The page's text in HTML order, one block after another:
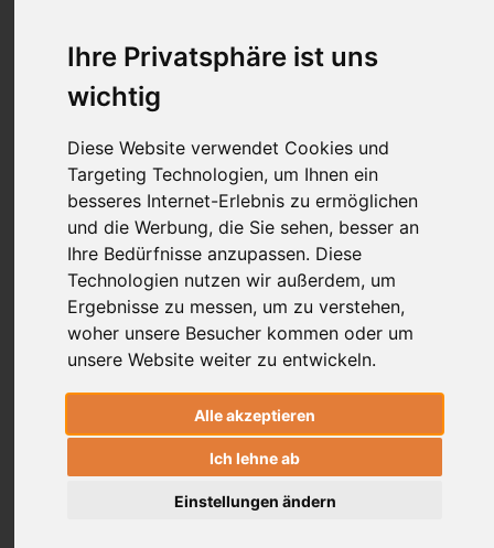
Ihre Privatsphäre ist uns
wichtig
Diese Website verwendet Cookies und
Targeting Technologien, um Ihnen ein
besseres Internet-Erlebnis zu ermöglichen
und die Werbung, die Sie sehen, besser an
Ihre Bedürfnisse anzupassen. Diese
Technologien nutzen wir außerdem, um
Ergebnisse zu messen, um zu verstehen,
woher unsere Besucher kommen oder um
unsere Website weiter zu entwickeln.
Alle akzeptieren
Ich lehne ab
Einstellungen ändern
Dattātreyayogaśāstra
78-82: Sei vorsichtig mit
der Kraft, die aus der
Yogapraxis entsteht
Dr. Ronald Steiner
Nils Jacob Liersch
Durch die Yogapraxis entsteht eine
physische Gesundheit, Kraft, Schönheit
und positive Ausstrahlung. Doch diese
äußeren Fertigkeiten dürfen den